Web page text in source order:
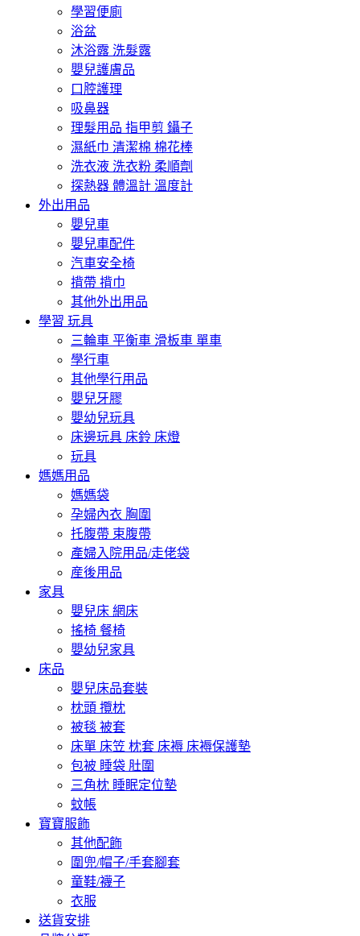
學習便廁
浴盆
沐浴露 洗髮露
嬰兒護膚品
口腔護理
吸鼻器
理髮用品 指甲剪 鑷子
濕紙巾 清潔棉 棉花棒
洗衣液 洗衣粉 柔順劑
探熱器 體溫計 溫度計
外出用品
嬰兒車
嬰兒車配件
汽車安全椅
揹帶 揹巾
其他外出用品
學習 玩具
三輪車 平衡車 滑板車 單車
學行車
其他學行用品
嬰兒牙膠
嬰幼兒玩具
床邊玩具 床鈴 床燈
玩具
媽媽用品
媽媽袋
孕婦內衣 胸圍
托腹帶 束腹帶
產婦入院用品/走佬袋
産後用品
家具
嬰兒床 網床
搖椅 餐椅
嬰幼兒家具
床品
嬰兒床品套裝
枕頭 攬枕
被毯 被套
床單 床笠 枕套 床褥 床褥保護墊
包被 睡袋 肚圍
三角枕 睡眠定位墊
蚊帳
寶寶服飾
其他配飾
圍兜/帽子/手套腳套
童鞋/襪子
衣服
送貨安排